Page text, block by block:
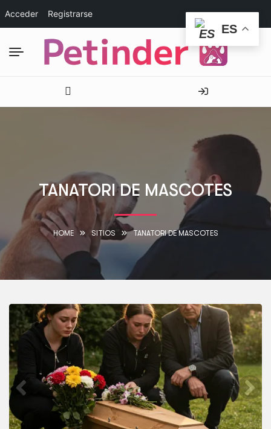
Acceder Registrarse
TANATORI DE MASCOTES
HOME SITIOS TANATORI DE MASCOTES
ES